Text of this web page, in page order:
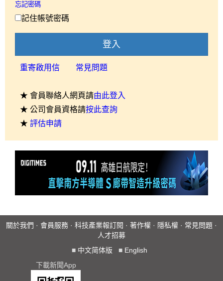
忘記密碼
記住帳號密碼
登入
重寄啟用信 常見問題
★ 會員聯絡人網頁請由此登入
★ 公司會員資格請按此查詢
★ 評估申請
關於我們 · 會員服務 · 科技產業報訂閱 · 著作權 · 隱私權 · 常見問題 ·
人才招募
■ 中文简体版 ■ English
下載新聞App